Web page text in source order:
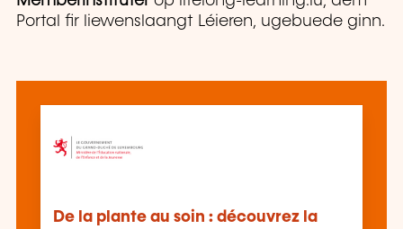
Portal fir liewenslaangt Léieren, ugebuede ginn.
De la plante au soin : découvrez la